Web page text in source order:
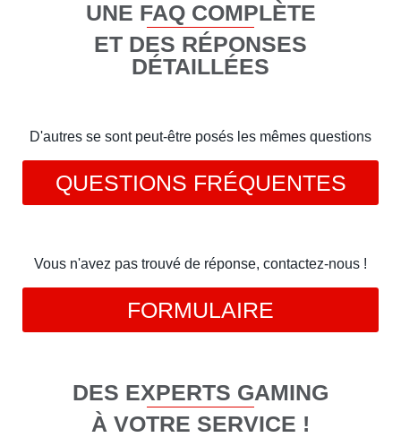
UNE FAQ COMPLÈTE
ET DES RÉPONSES
DÉTAILLÉES
D'autres se sont peut-être posés les mêmes questions
QUESTIONS FRÉQUENTES
Vous n'avez pas trouvé de réponse, contactez-nous !
FORMULAIRE
DES EXPERTS GAMING
À VOTRE SERVICE !